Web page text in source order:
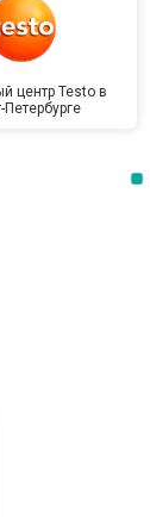
центр Testo в
Петербурге